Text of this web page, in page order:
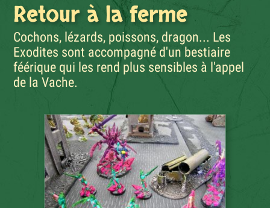
Retour à la ferme
Cochons, lézards, poissons, dragon... Les
Exodites sont accompagné d'un bestiaire
féérique qui les rend plus sensibles à l'appel
de la Vache.